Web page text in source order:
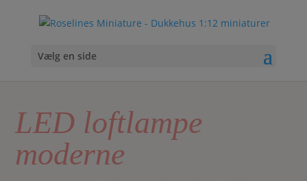
Vælg en side
LED loftlampe
moderne